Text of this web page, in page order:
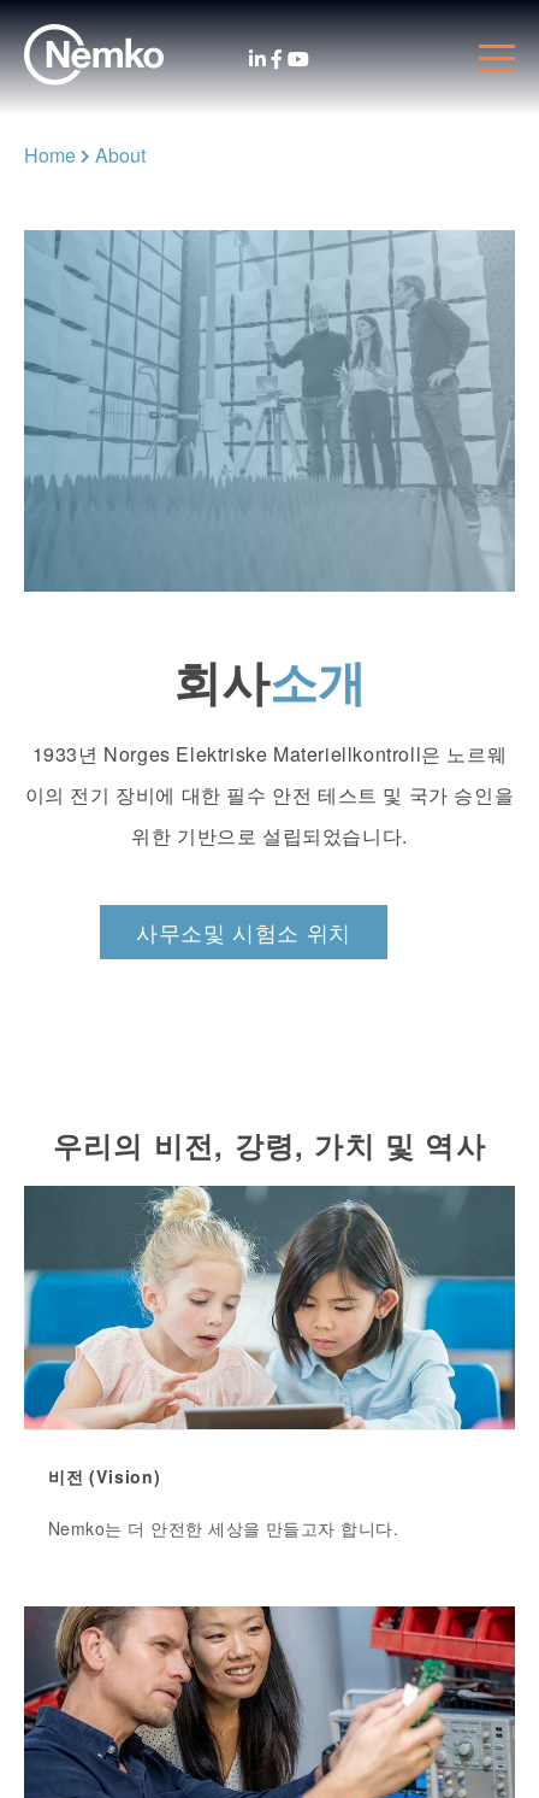
Home About
회사소개
1933년 Norges Elektriske Materiellkontroll은 노르웨
이의 전기 장비에 대한 필수 안전 테스트 및 국가 승인을
위한 기반으로 설립되었습니다.
사무소및 시험소 위치
우리의 비전, 강령, 가치 및 역사
비전 (Vision)
Nemko는 더 안전한 세상을 만들고자 합니다.